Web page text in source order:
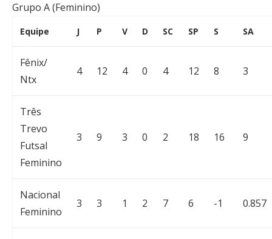
Grupo A (Feminino)
Equipe J P V D SC SP S SA
Fênix/
Ntx
4 12 4 0 4 12 8 3
Três
Trevo
Futsal
Feminino
3 9 3 0 2 18 16 9
Nacional
Feminino
3 3 1 2 7 6 -1 0.857